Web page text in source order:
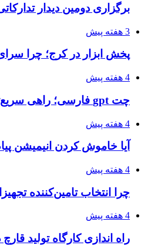
برگزاری دومین دیدار
3 هفته پیش
پخش ابزار در کرج؛ چرا
4 هفته پیش
چت gpt فارسی؛ راهی سریع‌تر برای تولید محتوای حرفه‌ای و بازاریابی هوشمند
4 هفته پیش
آیا خاموش کردن انیمیشن پیام رسان روی گوشی ۳
4 هفته پیش
چرا انتخاب تامین‌کننده
4 هفته پیش
راه اندازی کارگاه تولید